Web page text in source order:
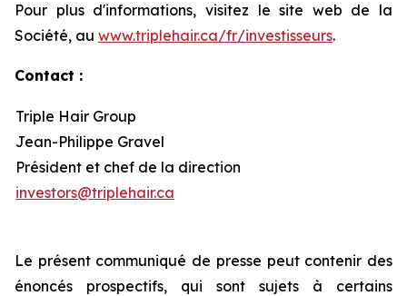
Pour plus d'informations, visitez le site web de la
Société, au www.triplehair.ca/fr/investisseurs.
Contact :
Triple Hair Group
Jean-Philippe Gravel
Président et chef de la direction
investors@triplehair.ca
Le présent communiqué de presse peut contenir des
énoncés prospectifs, qui sont sujets à certains